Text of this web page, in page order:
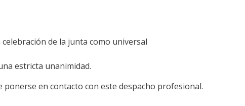
de la junta como universal
estricta unanimidad.
en contacto con este despacho profesional.